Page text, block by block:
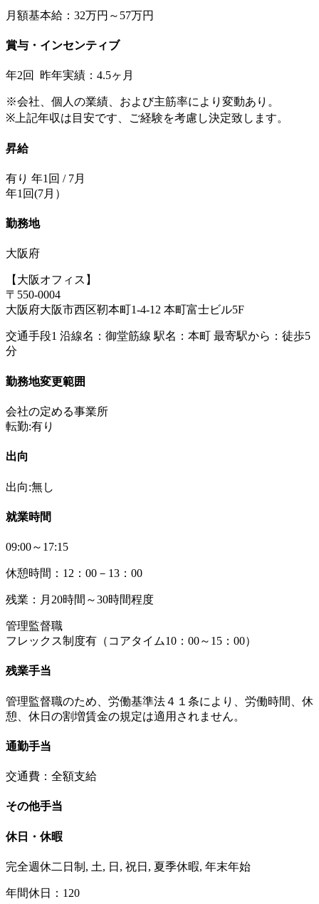
月額基本給：32万円～57万円
賞与・インセンティブ
年2回 昨年実績：4.5ヶ月
※会社、個人の業績、および主筋率により変動あり。
※上記年収は目安です、ご経験を考慮し決定致します。
昇給
有り 年1回 / 7月
年1回(7月）
勤務地
大阪府
【大阪オフィス】
〒550-0004
大阪府大阪市西区靭本町1-4-12 本町富士ビル5F
交通手段1 沿線名：御堂筋線 駅名：本町 最寄駅から：徒歩5
分
勤務地変更範囲
会社の定める事業所
転勤:有り
出向
出向:無し
就業時間
09:00～17:15
休憩時間：12：00－13：00
残業：月20時間～30時間程度
管理監督職
フレックス制度有（コアタイム10：00～15：00）
残業手当
管理監督職のため、労働基準法４１条により、労働時間、休
憩、休日の割増賃金の規定は適用されません。
通勤手当
交通費：全額支給
その他手当
休日・休暇
完全週休二日制, 土, 日, 祝日, 夏季休暇, 年末年始
年間休日：120